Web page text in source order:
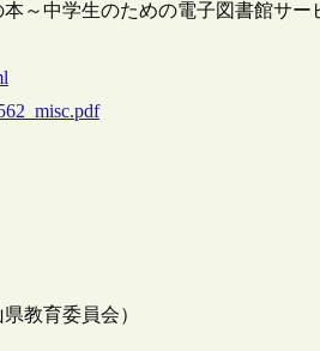
～中学生のための電子図書館サ
教育委員会）